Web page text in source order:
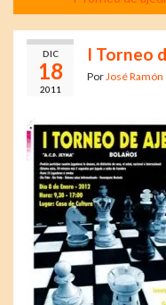
DIC
18
2011
I Torneo
Por José Ramón